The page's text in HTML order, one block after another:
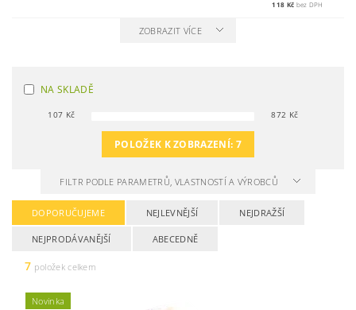
118 Kč bez DPH
ZOBRAZIT VÍCE
NA SKLADĚ
107 Kč 872 Kč
POLOŽEK K ZOBRAZENÍ: 7
FILTR PODLE PARAMETRŮ, VLASTNOSTÍ A VÝROBCŮ
DOPORUČUJEME NEJLEVNĚJŠÍ NEJDRAŽŠÍ
NEJPRODÁVANĚJŠÍ ABECEDNĚ
7 položek celkem
Novinka